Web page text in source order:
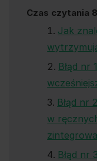
Czas czytania
Jak
Błąd nr
Błąd nr
w
Błąd nr